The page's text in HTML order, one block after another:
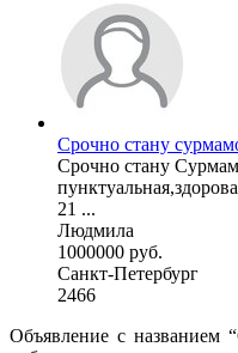
Срочно стану
Срочно стану
21 ...
Людмила
1000000 руб.
Санкт-Петербург
2466
Объявление с названием